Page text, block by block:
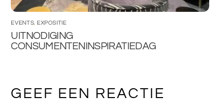
EVENTS, EXPOSITIE
UITNODIGING
CONSUMENTENINSPIRATIEDAG
GEEF EEN REACTIE